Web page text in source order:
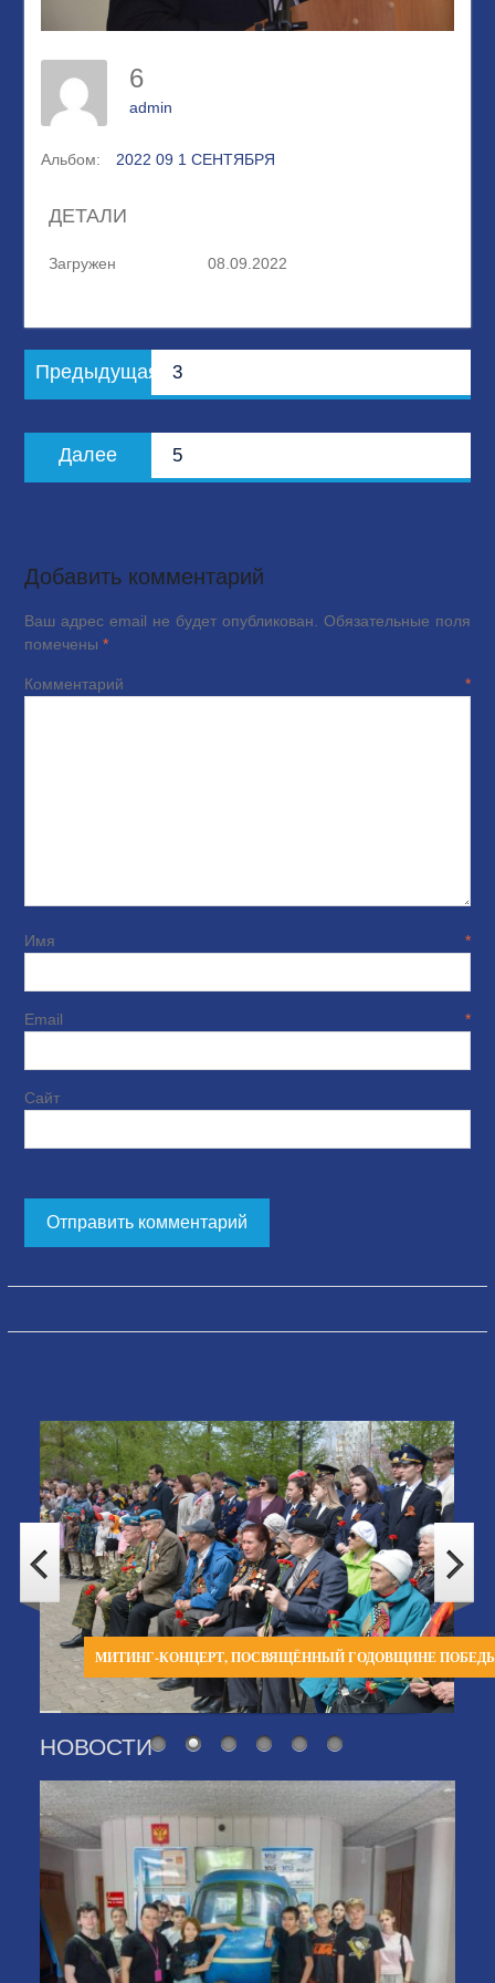
6
admin
Альбом: 2022 09 1 СЕНТЯБРЯ
ДЕТАЛИ
Загружен 08.09.2022
Навигация
по
Предыдущая
запись:
3
Далее
запись:
5
Добавить комментарий
Ваш адрес email не будет опубликован. Обязательные поля
помечены *
Комментарий*
Имя*
Email*
Сайт
МИТИНГ-КОНЦЕРТ, ПОСВЯЩЁННЫЙ ГОДОВЩИНЕ
НОВОСТИ